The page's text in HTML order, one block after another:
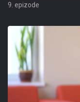
9. epizode